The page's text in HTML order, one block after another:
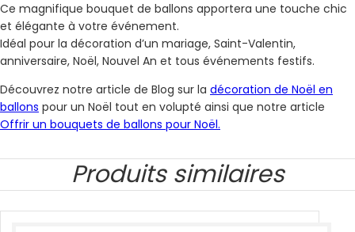
Ce magnifique bouquet de ballons apportera une touche chic
et élégante à votre événement.
Idéal pour la décoration d’un mariage, Saint-Valentin,
anniversaire, Noël, Nouvel An et tous événements festifs.
Découvrez notre article de Blog sur la décoration de Noël en
ballons pour un Noël tout en volupté ainsi que notre article
Offrir un bouquets de ballons pour Noël.
Produits similaires